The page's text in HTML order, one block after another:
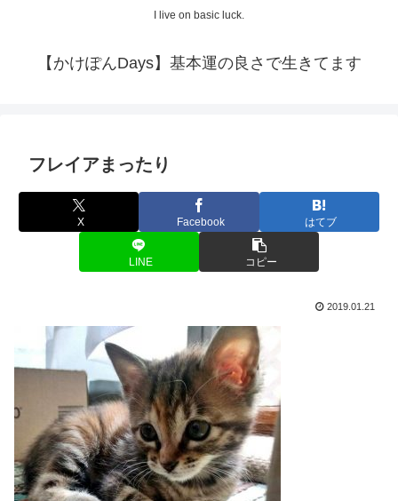
I live on basic luck.
【かけぽんDays】基本運の良さで生きてます
フレイアまったり
X Facebook はてブ
LINE コピー
2019.01.21